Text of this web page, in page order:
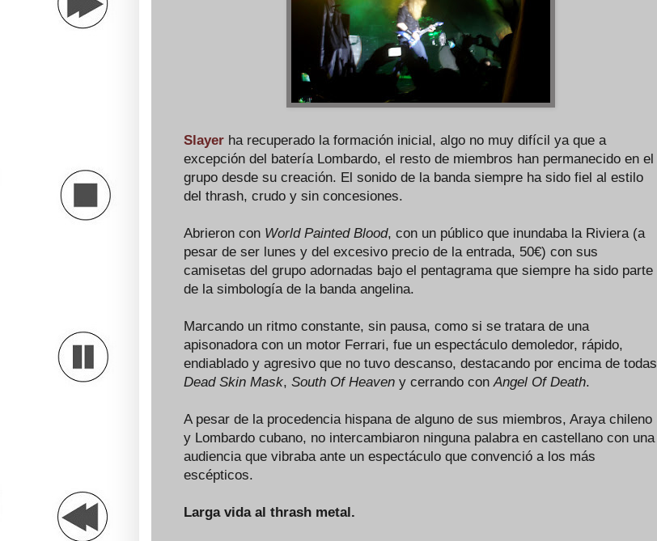
Slayer ha recuperado la formación inicial, algo no muy difícil ya que a
excepción del batería Lombardo, el resto de miembros han permanecido en el
grupo desde su creación. El sonido de la banda siempre ha sido fiel al estilo
del thrash, crudo y sin concesiones.
Abrieron con World Painted Blood, con un público que inundaba la Riviera (a
pesar de ser lunes y del excesivo precio de la entrada, 50€) con sus
camisetas del grupo adornadas bajo el pentagrama que siempre ha sido parte
de la simbología de la banda angelina.
Marcando un ritmo constante, sin pausa, como si se tratara de una
apisonadora con un motor Ferrari, fue un espectáculo demoledor, rápido,
endiablado y agresivo que no tuvo descanso, destacando por encima de todas
Dead Skin Mask, South Of Heaven y cerrando con Angel Of Death.
A pesar de la procedencia hispana de alguno de sus miembros, Araya chileno
y Lombardo cubano, no intercambiaron ninguna palabra en castellano con una
audiencia que vibraba ante un espectáculo que convenció a los más
escépticos.
Larga vida al thrash metal.